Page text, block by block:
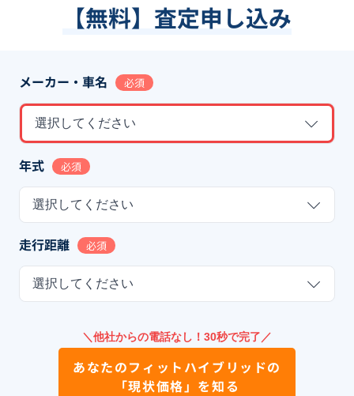
【無料】査定申し込み
メーカー・車名 必須
選択してください
年式 必須
選択してください
走行距離 必須
選択してください
＼他社からの電話なし！30秒で完了／
あなたのフィットハイブリッドの
「現状価格」を知る